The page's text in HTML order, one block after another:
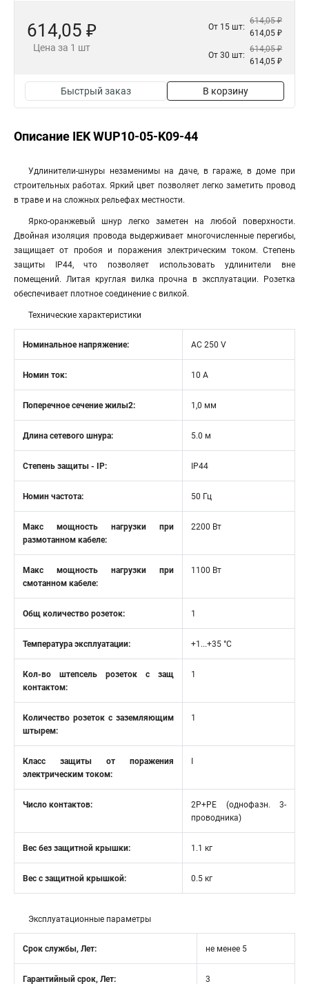
614,05 ₽
Цена за 1 шт
От 15 шт:
614,05 ₽
614,05 ₽
От 30 шт:
614,05 ₽
614,05 ₽
Быстрый заказ В корзину
Описание IEK WUP10-05-K09-44
Удлинители-шнуры незаменимы на даче, в гараже, в доме при
строительных работах. Яркий цвет позволяет легко заметить провод
в траве и на сложных рельефах местности.
Ярко-оранжевый шнур легко заметен на любой поверхности.
Двойная изоляция провода выдерживает многочисленные перегибы,
защищает от пробоя и поражения электрическим током. Степень
защиты IP44, что позволяет использовать удлинители вне
помещений. Литая круглая вилка прочна в эксплуатации. Розетка
обеспечивает плотное соединение с вилкой.
Технические характеристики
Номинальное напряжение: AC 250 V
Номин ток: 10 А
Поперечное сечение жилы2: 1,0 мм
Длина сетевого шнура: 5.0 м
Степень защиты - IP: IP44
Номин частота: 50 Гц
Макс мощность нагрузки при
размотанном кабеле:
2200 Вт
Макс мощность нагрузки при
смотанном кабеле:
1100 Вт
Общ количество розеток: 1
Температура эксплуатации: +1...+35 °C
Кол-во штепсель розеток с защ
контактом:
1
Количество розеток с заземляющим
штырем:
1
Класс защиты от поражения
электрическим током:
Число контактов:
2P+PE (однофазн. 3-
проводника)
Вес без защитной крышки: 1.1 кг
Вес с защитной крышкой: 0.5 кг
Эксплуатационные параметры
Срок службы, Лет: не менее 5
Гарантийный срок, Лет: 3